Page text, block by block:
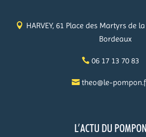
HARVEY, 61 Place des Martyrs de
Bordeaux
06 17 13 70 83
theo@le-
L’ACTU DU POMPON